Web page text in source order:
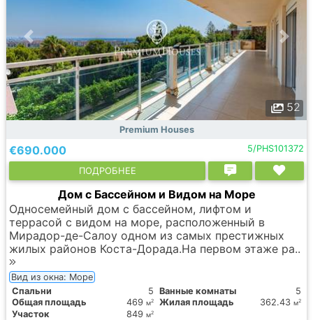
52
Premium Houses
€690.000 5/PHS101372
ПОДРОБНЕЕ
Дом с Бассейном и Видом на Море
Односемейный дом с бассейном, лифтом и
террасой с видом на море, расположенный в
Мирадор-де-Салоу одном из самых престижных
жилых районов Коста-Дорада.На первом этаже ра..
Вид из окна: Море
Спальни
5 Ванные комнаты
5
Общая площадь
469 м2 Жилая площадь 362.43 м2
Участок 849 м2